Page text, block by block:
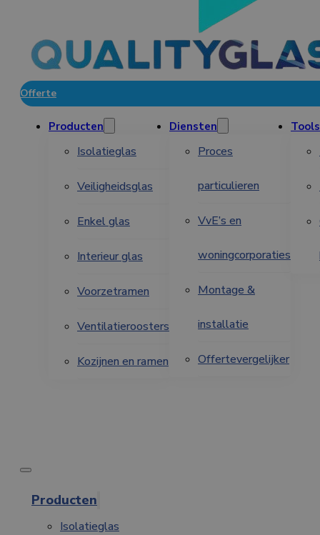
Offerte
Producten
Isolatieglas
Veiligheidsglas
Enkel glas
Interieur glas
Voorzetramen
Ventilatieroosters
Kozijnen en ramen
Diensten
Proces
particulieren
VvE’s en
woningcorporaties
Montage &
installatie
Offertevergelijker
Tools
Producten
Isolatieglas